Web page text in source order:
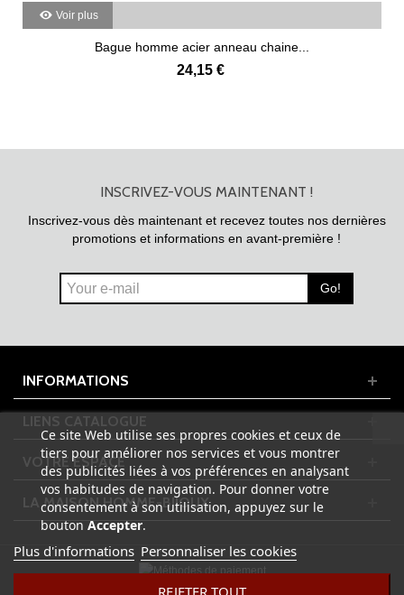
Voir plus
Bague homme acier anneau chaine...
24,15 €
INSCRIVEZ-VOUS MAINTENANT !
Inscrivez-vous dès maintenant et recevez toutes nos dernières
promotions et informations en avant-première !
Go!
INFORMATIONS
LIENS CATALOGUE
VOTRE ESPACE
LA MAISON HOMME-BIJOUX
Ce site Web utilise ses propres cookies et ceux de
tiers pour améliorer nos services et vous montrer
des publicités liées à vos préférences en analysant
vos habitudes de navigation. Pour donner votre
consentement à son utilisation, appuyez sur le
bouton Accepter.
Plus d'informations Personnaliser les cookies
REJETER TOUT